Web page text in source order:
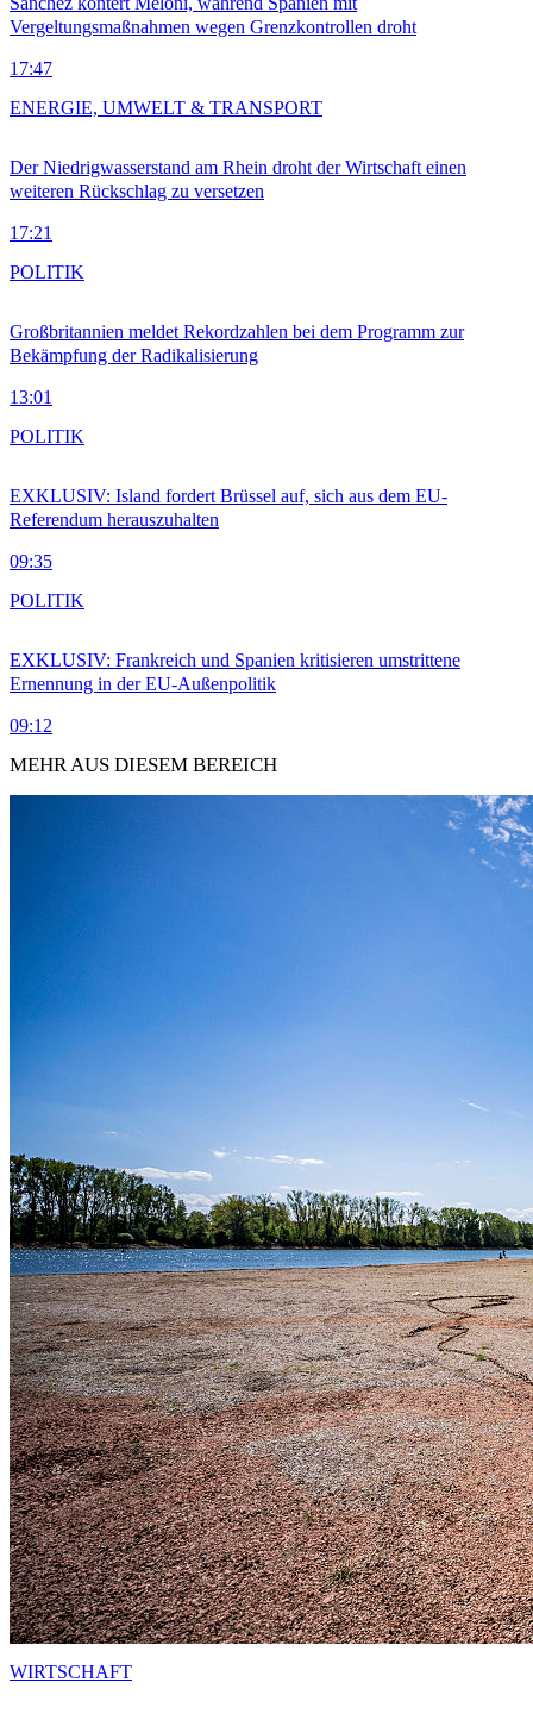
Vergeltungsmaßnahmen wegen Grenzkontrollen droht
17:47
Der Niedrigwasserstand am Rhein droht der Wirtschaft einen
weiteren Rückschlag zu versetzen
17:21
ENERGIE, UMWELT & TRANSPORT
Großbritannien meldet Rekordzahlen bei dem Programm zur
Bekämpfung der Radikalisierung
13:01
POLITIK
EXKLUSIV: Island fordert Brüssel auf, sich aus dem EU-
Referendum herauszuhalten
09:35
POLITIK
EXKLUSIV: Frankreich und Spanien kritisieren umstrittene
Ernennung in der EU-Außenpolitik
09:12
POLITIK
MEHR AUS DIESEM BEREICH
WIRTSCHAFT